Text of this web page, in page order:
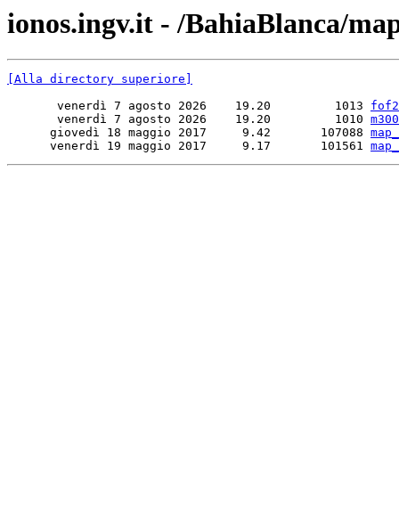
ionos.ingv.it - /BahiaBlanca/
[Alla directory superiore]
       venerdì 7 agosto 2026    19.20         1013
       venerdì 7 agosto 2026    19.20         1010
      giovedì 18 maggio 2017     9.42       107088
      venerdì 19 maggio 2017     9.17       101561